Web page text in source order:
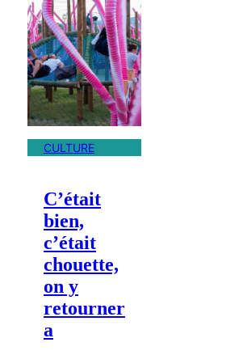
CULTURE
C’était
bien,
c’était
chouette,
on y
retourner
a